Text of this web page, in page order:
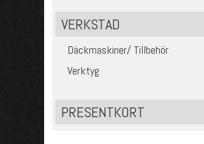
VERKSTAD
Däckmaskiner/ Tillbehör
Verktyg
PRESENTKORT